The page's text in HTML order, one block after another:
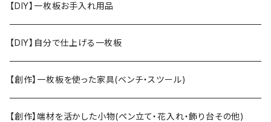
【DIY】一枚板お手入れ用品
【DIY】自分で仕上げる一枚板
【創作】一枚板を使った家具(ベンチ・スツール)
【創作】端材を活かした小物(ペン立て・花入れ・飾り台その他)